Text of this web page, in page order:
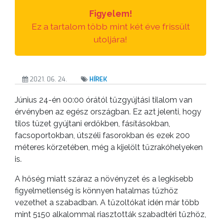
GYÖNGYÖS
Figyelem!
Ez a tartalom több mint két éve frissült
utoljára!
2021. 06. 24. HÍREK
Június 24-én 00:00 órától tűzgyújtási tilalom van
érvényben az egész országban. Ez azt jelenti, hogy
tilos tüzet gyújtani erdőkben, fásításokban,
facsoportokban, útszéli fasorokban és ezek 200
méteres körzetében, még a kijelölt tűzrakóhelyeken
is.
A hőség miatt száraz a növényzet és a legkisebb
figyelmetlenség is könnyen hatalmas tűzhöz
vezethet a szabadban. A tűzoltókat idén már több
mint 5150 alkalommal riasztották szabadtéri tűzhöz,